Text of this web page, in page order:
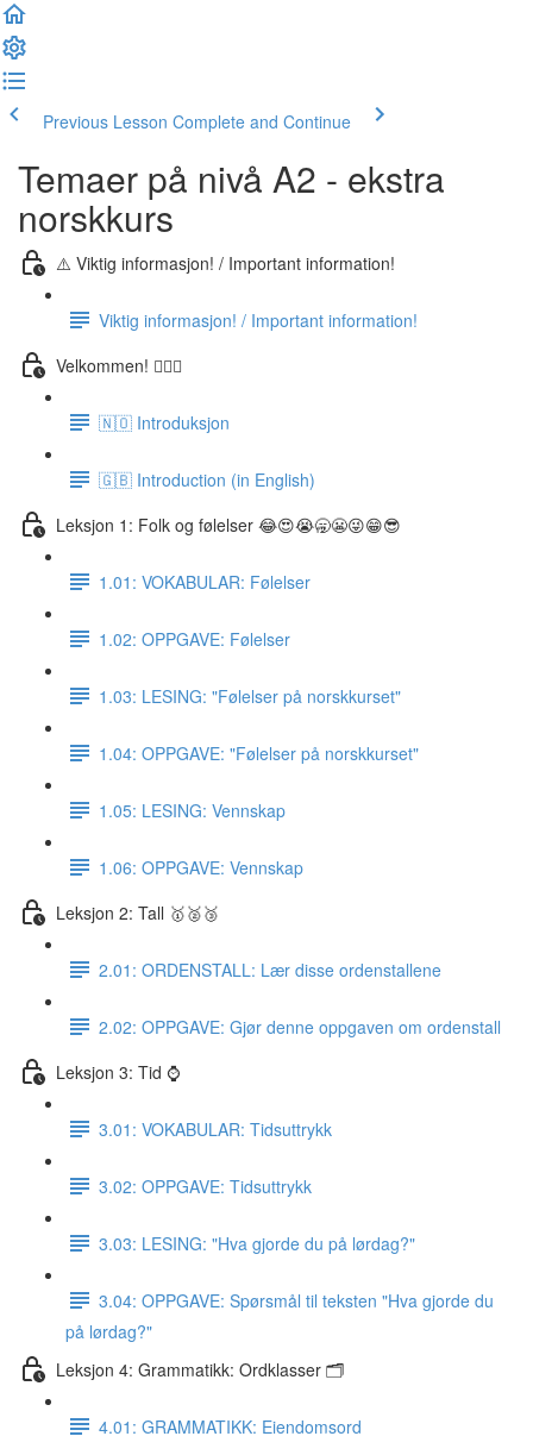
Previous Lesson Complete and Continue
Temaer på nivå A2 - ekstra
norskkurs
⚠️ Viktig informasjon! / Important information!
Viktig informasjon! / Important information!
Velkommen! 🙋🏼‍♂️
🇳🇴 Introduksjon
🇬🇧 Introduction (in English)
Leksjon 1: Folk og følelser 😂😍😭🥱😬😜😁😎
1.01: VOKABULAR: Følelser
1.02: OPPGAVE: Følelser
1.03: LESING: "Følelser på norskkurset"
1.04: OPPGAVE: "Følelser på norskkurset"
1.05: LESING: Vennskap
1.06: OPPGAVE: Vennskap
Leksjon 2: Tall 🥇🥈🥉
2.01: ORDENSTALL: Lær disse ordenstallene
2.02: OPPGAVE: Gjør denne oppgaven om ordenstall
Leksjon 3: Tid ⌚️
3.01: VOKABULAR: Tidsuttrykk
3.02: OPPGAVE: Tidsuttrykk
3.03: LESING: "Hva gjorde du på lørdag?"
3.04: OPPGAVE: Spørsmål til teksten "Hva gjorde du
på lørdag?"
Leksjon 4: Grammatikk: Ordklasser 🗂
4.01: GRAMMATIKK: Eiendomsord